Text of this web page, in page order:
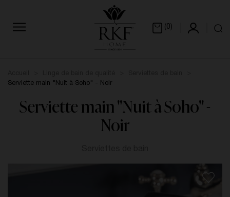
(0)
Serviette main "Nuit à Soho" - Noir
Serviette main "Nuit à Soho" -
Noir